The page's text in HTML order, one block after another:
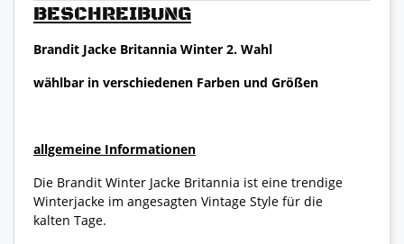
BESCHREIBUNG
Brandit Jacke Britannia Winter 2. Wahl
wählbar in verschiedenen Farben und Größen
allgemeine Informationen
Die Brandit Winter Jacke Britannia ist eine trendige
Winterjacke im angesagten Vintage Style für die
kalten Tage.